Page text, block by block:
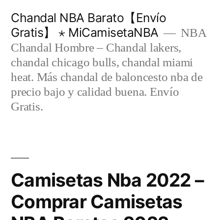
contenido
Chandal NBA Barato【Envío
Gratis】 ⋆ MiCamisetaNBA
NBA
Chandal Hombre – Chandal lakers,
chandal chicago bulls, chandal miami
heat. Más chandal de baloncesto nba de
precio bajo y calidad buena. Envío
Gratis.
Camisetas Nba 2022 –
Comprar Camisetas